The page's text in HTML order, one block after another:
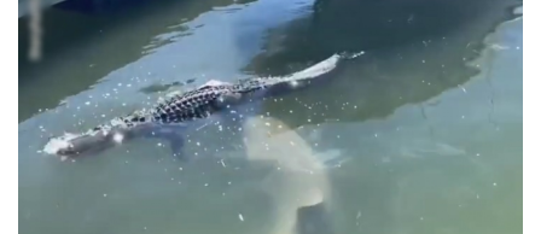
Tư vấn
Săn Tour
check-in
Podcast
Câu chuyện thời sự
Đọc truyện đêm khuya
Cửa sổ tình yêu
Kể chuyện cho bé
Hạt giống tâm hồn